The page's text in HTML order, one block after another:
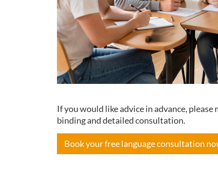
If you would like advice in advance,
binding and detailed consultation.
Book your free language consultation